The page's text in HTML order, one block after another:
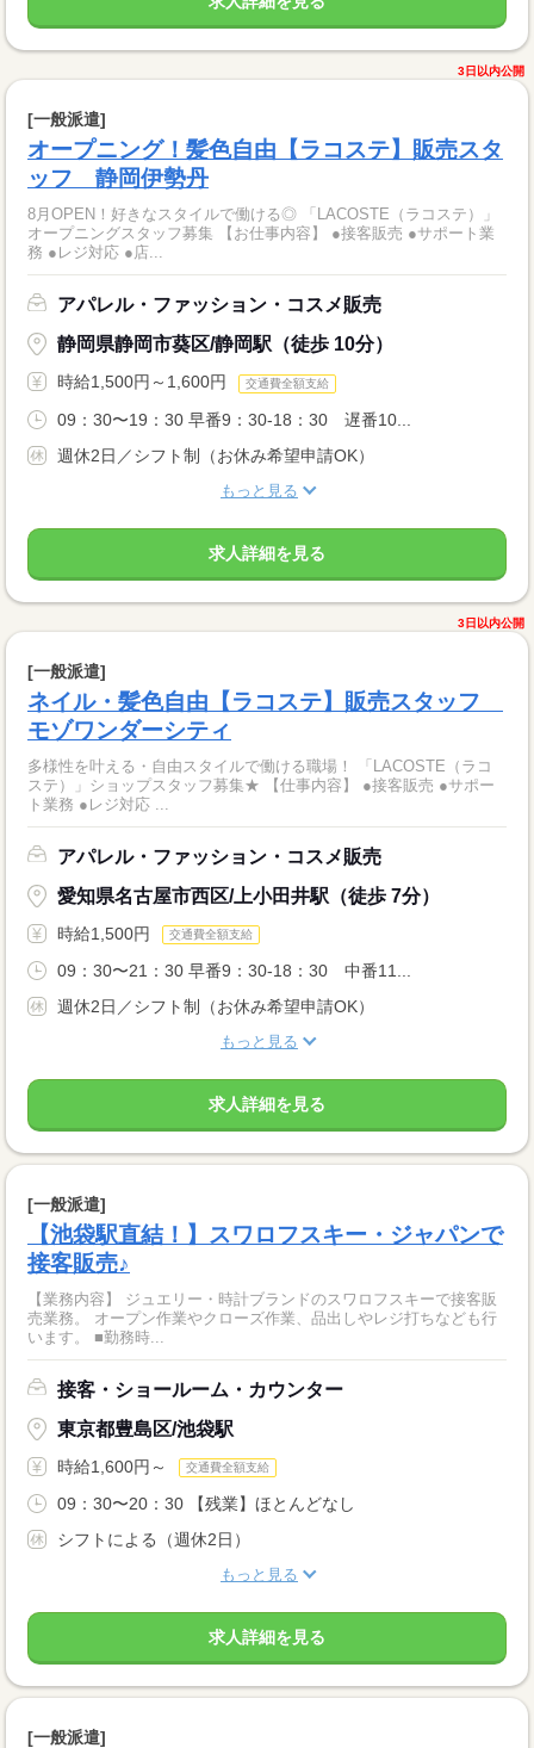
3日以内公開
[一般派遣]
オープニング！髪色自由【ラコステ】販売スタ
ッフ 静岡伊勢丹
8月OPEN！好きなスタイルで働ける◎ 「LACOSTE（ラコステ）」
オープニングスタッフ募集 【お仕事内容】 ●接客販売 ●サポート業
務 ●レジ対応 ●店...
アパレル・ファッション・コスメ販売
静岡県静岡市葵区/静岡駅（徒歩 10分）
時給1,500円～1,600円 交通費全額支給
09：30〜19：30 早番9：30-18：30 遅番10...
週休2日／シフト制（お休み希望申請OK）
もっと見る
求人詳細を見る
3日以内公開
[一般派遣]
ネイル・髪色自由【ラコステ】販売スタッフ
モゾワンダーシティ
多様性を叶える・自由スタイルで働ける職場！ 「LACOSTE（ラコ
ステ）」ショップスタッフ募集★ 【仕事内容】 ●接客販売 ●サポー
ト業務 ●レジ対応 ...
アパレル・ファッション・コスメ販売
愛知県名古屋市西区/上小田井駅（徒歩 7分）
時給1,500円 交通費全額支給
09：30〜21：30 早番9：30-18：30 中番11...
週休2日／シフト制（お休み希望申請OK）
もっと見る
求人詳細を見る
[一般派遣]
【池袋駅直結！】スワロフスキー・ジャパンで
接客販売♪
【業務内容】 ジュエリー・時計ブランドのスワロフスキーで接客販
売業務。 オープン作業やクローズ作業、品出しやレジ打ちなども行
います。 ■勤務時...
接客・ショールーム・カウンター
東京都豊島区/池袋駅
時給1,600円～ 交通費全額支給
09：30〜20：30 【残業】ほとんどなし
シフトによる（週休2日）
もっと見る
求人詳細を見る
[一般派遣]